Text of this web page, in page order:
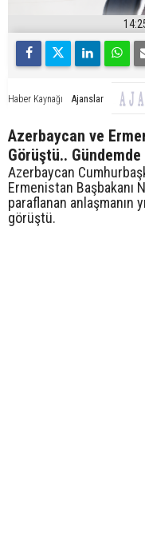
Haber Kaynağı Ajanslar
Azerbaycan ve
Görüştü..
Azerbaycan
Ermenistan Başbakanı
paraflanan anlaşmanın
görüştü.